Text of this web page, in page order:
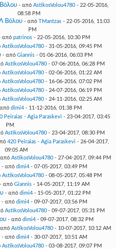
- από AstikosVolou4780- 22-05-2016,
08:58 PM
Βόλου - από TMantzas- 22-05-2016, 11:03
PM
από patrinos - 22-05-2016, 10:30 PM
AstikosVolou4780- 31-05-2016, 09:45 PM
- από Giannis - 01-06-2016, 06:03 PM
AstikosVolou4780 - 07-06-2016, 06:28 PM
AstikosVolou4780- 02-06-2016, 01:22 AM
AstikosVolou4780- 16-06-2016, 07:02 PM
AstikosVolou4780- 24-07-2016, 06:19 PM
AstikosVolou4780- 24-11-2016, 02:25 AM
dimi4 - 11-12-2016, 01:38 PM
Peiraias - Agia Paraskevi - 23-04-2017, 03:45
PM
AstikosVolou4780 - 23-04-2017, 08:30 PM
420 Peiraias - Agia Paraskevi - 26-04-2017,
09:05 AM
AstikosVolou4780 - 27-04-2017, 09:44 PM
- από dimi4 - 07-05-2017, 03:49 PM
AstikosVolou4780- 08-05-2017, 05:48 PM
- από Giannis- 14-05-2017, 11:19 AM
- από dimi4- 15-05-2017, 01:22 PM
- από dimi4 - 09-07-2017, 03:56 PM
AstikosVolou4780 - 09-07-2017, 05:31 PM
- από dimi4 - 09-07-2017, 08:32 PM
AstikosVolou4780 - 10-07-2017, 10:12 AM
- από dimi4 - 30-07-2017, 10:51 AM
AstikosVolou4780- 03-08-2017, 09:07 PM